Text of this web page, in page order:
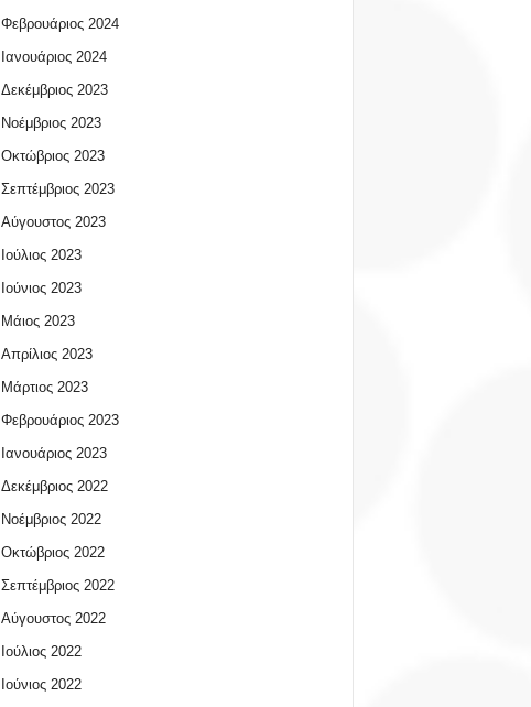
Φεβρουάριος 2024
Ιανουάριος 2024
Δεκέμβριος 2023
Νοέμβριος 2023
Οκτώβριος 2023
Σεπτέμβριος 2023
Αύγουστος 2023
Ιούλιος 2023
Ιούνιος 2023
Μάιος 2023
Απρίλιος 2023
Μάρτιος 2023
Φεβρουάριος 2023
Ιανουάριος 2023
Δεκέμβριος 2022
Νοέμβριος 2022
Οκτώβριος 2022
Σεπτέμβριος 2022
Αύγουστος 2022
Ιούλιος 2022
Ιούνιος 2022